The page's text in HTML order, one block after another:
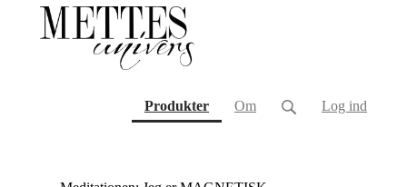
Produkter(current)
Om Log ind